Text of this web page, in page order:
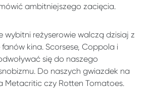
ambitniejszego zacięcia.
wybitni reżyserowie walczą dzisiaj z
kina. Scorsese, Coppola i
się do naszego
Do naszych gwiazdek na
Metacritic czy Rotten Tomatoes.